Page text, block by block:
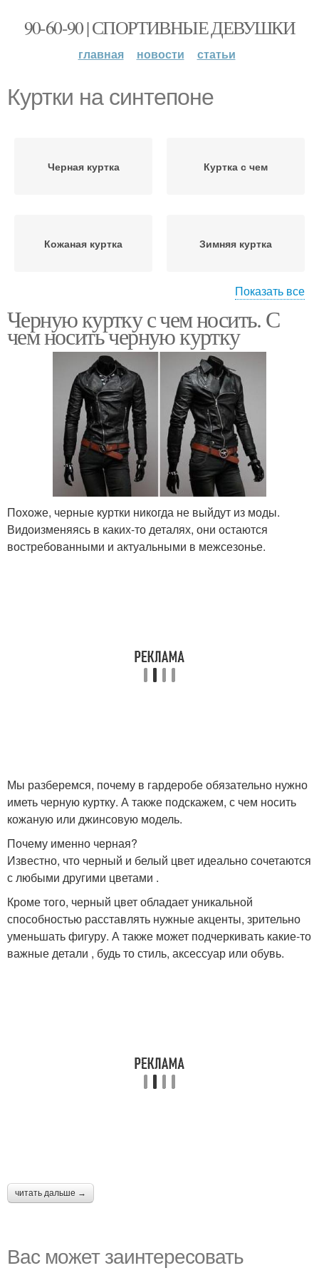
90-60-90 | СПОРТИВНЫЕ ДЕВУШКИ
главная новости статьи
Куртки на синтепоне
Черная куртка Куртка с чем
Кожаная куртка Зимняя куртка
Куртка на синтепоне Женские куртки
Показать все
Черную куртку с чем носить. С
чем носить черную куртку
Похоже, черные куртки никогда не выйдут из моды.
Видоизменяясь в каких-то деталях, они остаются
востребованными и актуальными в межсезонье.
Мы разберемся, почему в гардеробе обязательно нужно
иметь черную куртку. А также подскажем, с чем носить
кожаную или джинсовую модель.
Почему именно черная?
Известно, что черный и белый цвет идеально сочетаются
с любыми другими цветами .
Кроме того, черный цвет обладает уникальной
способностью расставлять нужные акценты, зрительно
уменьшать фигуру. А также может подчеркивать какие-то
важные детали , будь то стиль, аксессуар или обувь.
читать дальше →
Вас может заинтересовать